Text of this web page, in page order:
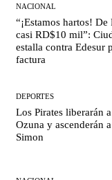
NACIONAL
“¡Estamos hartos!
casi RD$10 mil”:
estalla contra Edesur
factura
DEPORTES
Los Pirates liberarán
Ozuna y ascenderán
Simon